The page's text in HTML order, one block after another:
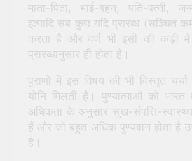
माता-पिता, भाई-बहन, पति-पत्नी,
इत्यादि सब कुछ यदि प्रारब्ध (सञ्चित
करता है और वर्ण भी इसी की कड़ी में
प्रारब्धानुसार ही होता है।
पुराणों में इस विषय की भी विस्तृत
योनि मिलती है। पुण्यात्माओं को
अधिकता के अनुसार सुख-संपत्ति-
हैं और जो बहुत अधिक पुण्यवान होता है
है।